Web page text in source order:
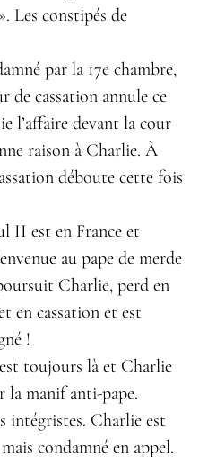
Les constipés de
par la 17e chambre,
de cassation annule ce
l’affaire devant la cour
raison à Charlie. À
déboute cette fois
II est en France et
au pape de merde
Charlie, perd en
en cassation et est
!
toujours là et Charlie
la manif anti-pape.
intégristes. Charlie est
condamné en appel.